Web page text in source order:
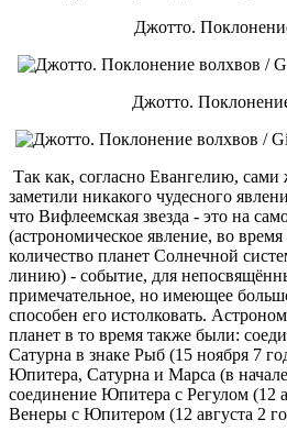
Джотто.
Джотто.
Так как, согласно Евангелию,
заметили никакого чудесного
что Вифлеемская звезда - это на
(астрономическое явление, во
количество планет Солнечной
линию) - событие, для
примечательное, но имеющее
способен его истолковать.
планет в то время также были:
Сатурна в знаке Рыб (15 ноября 7
Юпитера, Сатурна и Марса (в
соединение Юпитера с Регулом (12
Венеры с Юпитером (12 августа 2